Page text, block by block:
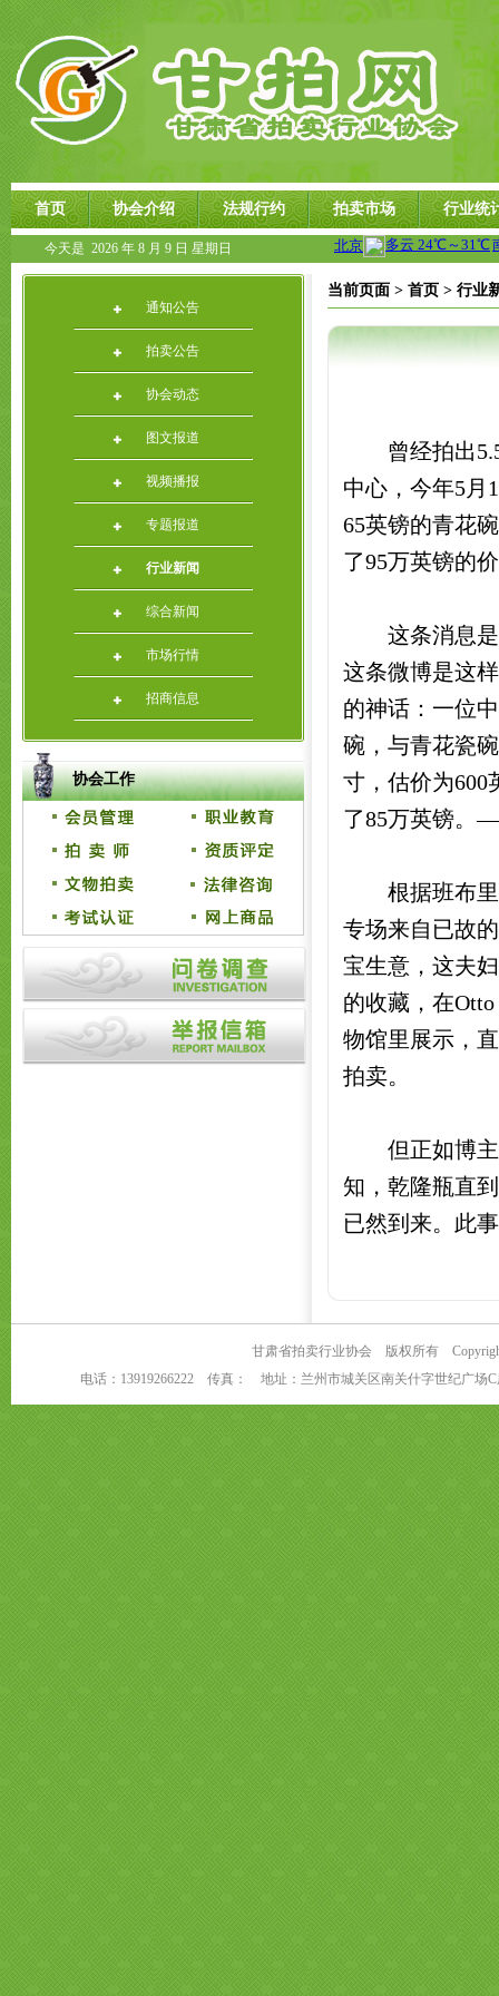
首页 协会介绍 法规行约 拍卖市场 行业统
今天是 2026 年 8 月 9 日 星期日
通知公告
拍卖公告
协会动态
图文报道
视频播报
专题报道
行业新闻
综合新闻
市场行情
招商信息
协会工作
当前页面 > 首页 > 行业
曾经拍出5.5
中心，今年5月
65英镑的青花
了95万英镑的
这条消息是
这条微博是这
的神话：一位
碗，与青花瓷
寸，估价为600
了85万英镑。
根据班布里
专场来自已故
宝生意，这夫
的收藏，在
物馆里展示，
拍卖。
但正如博主
知，乾隆瓶直
已然到来。此
甘肃省拍卖行业协会 版权所有
电话：13919266222 传真： 地址：兰州市城关区南关什字世纪广场